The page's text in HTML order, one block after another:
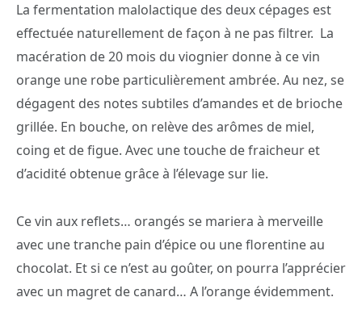
La fermentation malolactique des deux cépages est
effectuée naturellement de façon à ne pas filtrer. La
macération de 20 mois du viognier donne à ce vin
orange une robe particulièrement ambrée. Au nez, se
dégagent des notes subtiles d’amandes et de brioche
grillée. En bouche, on relève des arômes de miel,
coing et de figue. Avec une touche de fraicheur et
d’acidité obtenue grâce à l’élevage sur lie.
Ce vin aux reflets… orangés se mariera à merveille
avec une tranche pain d’épice ou une florentine au
chocolat. Et si ce n’est au goûter, on pourra l’apprécier
avec un magret de canard… A l’orange évidemment.